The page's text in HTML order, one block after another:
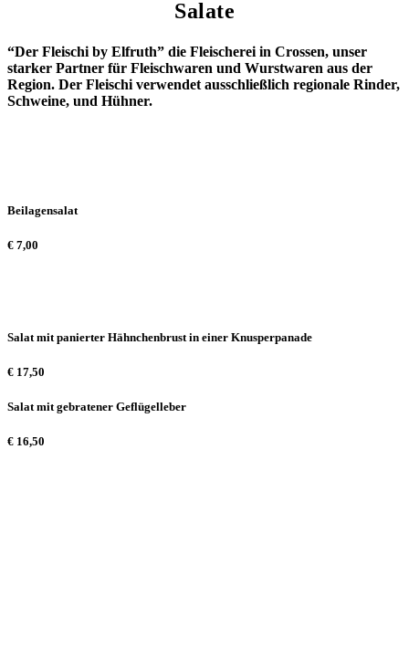
Salate
“Der Fleischi by Elfruth” die Fleischerei in Crossen, unser
starker Partner für Fleischwaren und Wurstwaren aus der
Region. Der Fleischi verwendet ausschließlich regionale Rinder,
Schweine, und Hühner.
Beilagensalat
€ 7,00
Salat mit panierter Hähnchenbrust in einer Knusperpanade
€ 17,50
Salat mit gebratener Geflügelleber
€ 16,50